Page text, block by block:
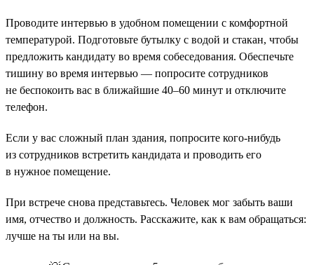
Проводите интервью в удобном помещении с комфортной
температурой. Подготовьте бутылку с водой и стакан, чтобы
предложить кандидату во время собеседования. Обеспечьте
тишину во время интервью — попросите сотрудников
не беспокоить вас в ближайшие 40–60 минут и отключите
телефон.
Если у вас сложный план здания, попросите кого-нибудь
из сотрудников встретить кандидата и проводить его
в нужное помещение.
При встрече снова представьтесь. Человек мог забыть ваши
имя, отчество и должность. Расскажите, как к вам обращаться:
лучше на ты или на вы.